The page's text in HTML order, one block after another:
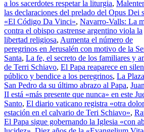
a los sacerdotes respetar la liturgia,
las declaraciones del prelado del Opus Dei
«El Código Da Vinci», Navarro-Valls: La
contra el obispo castrense argentino viola la
libertad religiosa, Aumenta el número de
peregrinos en Jerusalén con motivo de la
Santa, La fe, el secreto de los familiares y
de Terri Schiavo, El Papa reaparece en
público y bendice a los peregrinos, La
San Pedro da su último abrazo al Papa,
II está «más presente que nunca» en este
Santo, El diario vaticano registra «otra
estación en el calvario de Teri Schiavo»,
El Papa sigue gobernando la Iglesia «con